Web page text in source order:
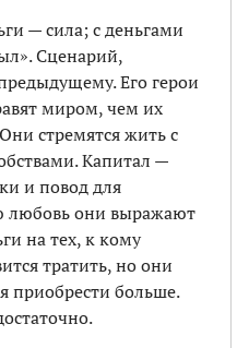
— сила; с деньгами
Сценарий,
Его герои
миром, чем их
стремятся жить с
Капитал —
и повод для
любовь они выражают
на тех, к кому
тратить, но они
приобрести больше.